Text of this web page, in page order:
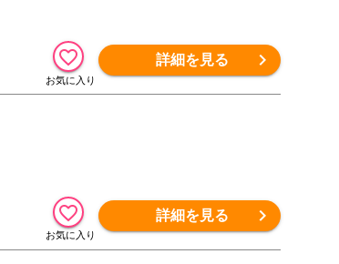
詳細を見る
詳細を見る